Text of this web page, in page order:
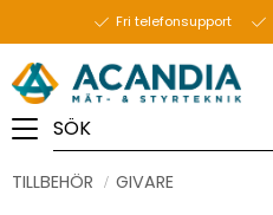
Fri telefonsupport
TILLBEHÖR GIVARE